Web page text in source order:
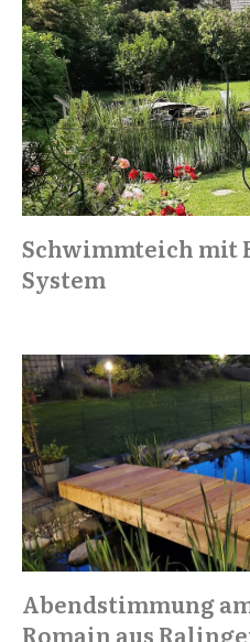
Schwimmteich mit
System
Abendstimmung
Romain aus
"Sofort
für
alles stehen und liegen
Ein Experte berichtet aus
Ihnen
Planung, Bau, Gestaltung
Reinigung und Pflege